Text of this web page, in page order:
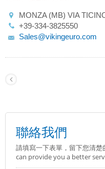
MONZA (MB) VIA
+39-334-3825550
Sales@vikingeuro.com